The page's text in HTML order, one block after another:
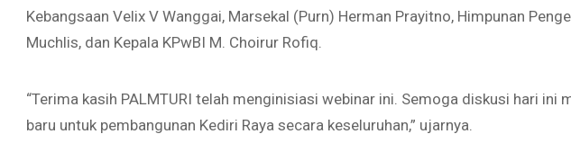
Kebangsaan Velix V Wanggai, Marsekal (Purn) Herman Prayitno, Himpunan
Muchlis, dan Kepala KPwBI M. Choirur Rofiq.
“Terima kasih PALMTURI telah menginisiasi webinar ini. Semoga diskusi hari ini
baru untuk pembangunan Kediri Raya secara keseluruhan,” ujarnya.